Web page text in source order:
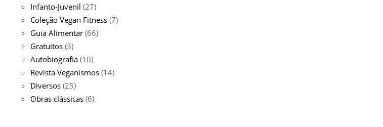
Infanto-Juvenil (27)
Coleção Vegan Fitness (7)
Guia Alimentar (66)
Gratuitos (3)
Autobiografia (10)
Revista Veganismos (14)
Diversos (25)
Obras clássicas (6)